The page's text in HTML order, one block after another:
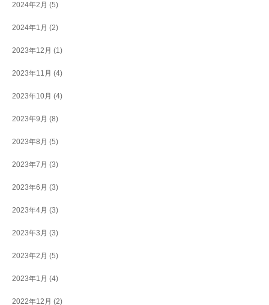
2024年2月 (5)
2024年1月 (2)
2023年12月 (1)
2023年11月 (4)
2023年10月 (4)
2023年9月 (8)
2023年8月 (5)
2023年7月 (3)
2023年6月 (3)
2023年4月 (3)
2023年3月 (3)
2023年2月 (5)
2023年1月 (4)
2022年12月 (2)